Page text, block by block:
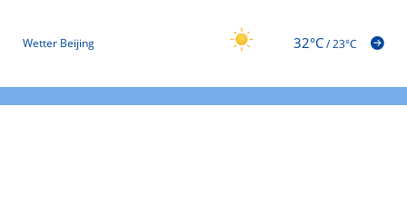
Wetter Beijing 32°C/23°C